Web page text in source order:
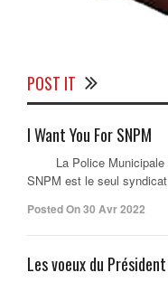
POST IT
I Want You For SNPM
La Police Municipale
SNPM est le seul
Posted On 30 Avr 2022
Les voeux du